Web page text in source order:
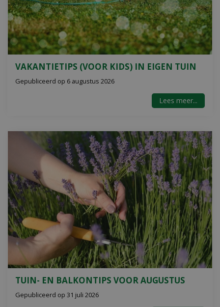
VAKANTIETIPS (VOOR KIDS) IN EIGEN TUIN
Gepubliceerd op 6 augustus 2026
Lees meer...
TUIN- EN BALKONTIPS VOOR AUGUSTUS
Gepubliceerd op 31 juli 2026